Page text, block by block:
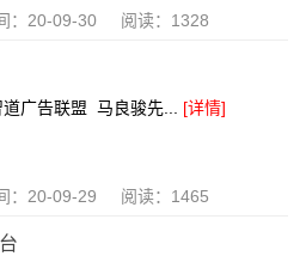
：20-09-30 阅读：1328
道广告联盟 马良骏先... [详情]
：20-09-29 阅读：1465